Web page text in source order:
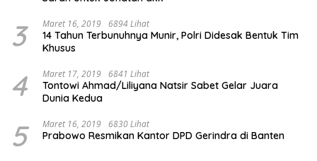
3 Maret 16, 2019 6894 Lihat
14 Tahun Terbunuhnya Munir, Polri Didesak Bentuk Tim
Khusus
4 Maret 17, 2019 6841 Lihat
Tontowi Ahmad/Liliyana Natsir Sabet Gelar Juara
Dunia Kedua
5 Maret 16, 2019 6830 Lihat
Prabowo Resmikan Kantor DPD Gerindra di Banten